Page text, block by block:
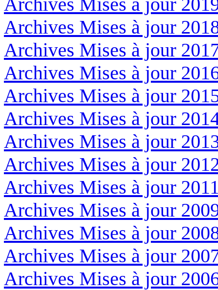
Archives Mises à jour
Archives Mises à jour
Archives Mises à jour
Archives Mises à jour
Archives Mises à jour
Archives Mises à jour
Archives Mises à jour
Archives Mises à jour
Archives Mises à jour
Archives Mises à jour
Archives Mises à jour
Archives Mises à jour